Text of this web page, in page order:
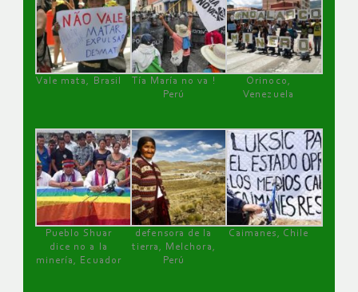
Vale mata, Brasil
Tía María no va !
Perú
Orinoco,
Venezuela
Pueblo Shuar
dice no a la
minería, Ecuador
defensora de la
tierra, Melchora,
Perú
Caimanes, Chile